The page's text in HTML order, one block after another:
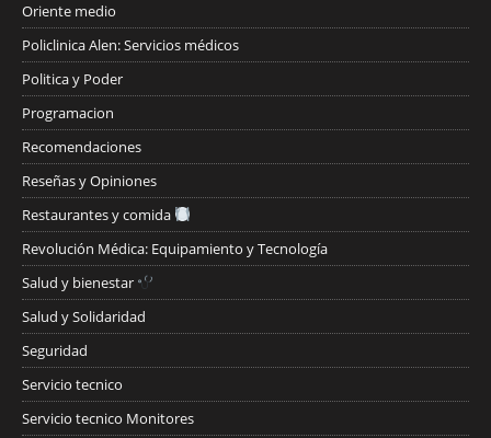
Oriente medio
Policlinica Alen: Servicios médicos
Politica y Poder
Programacion
Recomendaciones
Reseñas y Opiniones
Restaurantes y comida
Revolución Médica: Equipamiento y Tecnología
Salud y bienestar
Salud y Solidaridad
Seguridad
Servicio tecnico
Servicio tecnico Monitores